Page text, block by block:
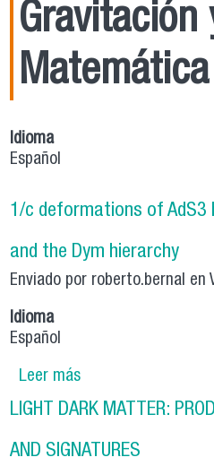
Gravitación
Matemática
Idioma
Español
1/c deformations of AdS3
and the Dym hierarchy
Enviado por roberto.bernal en
Idioma
Español
Leer mássobre 1/c
conditions and the
LIGHT DARK MATTER:
AND SIGNATURES